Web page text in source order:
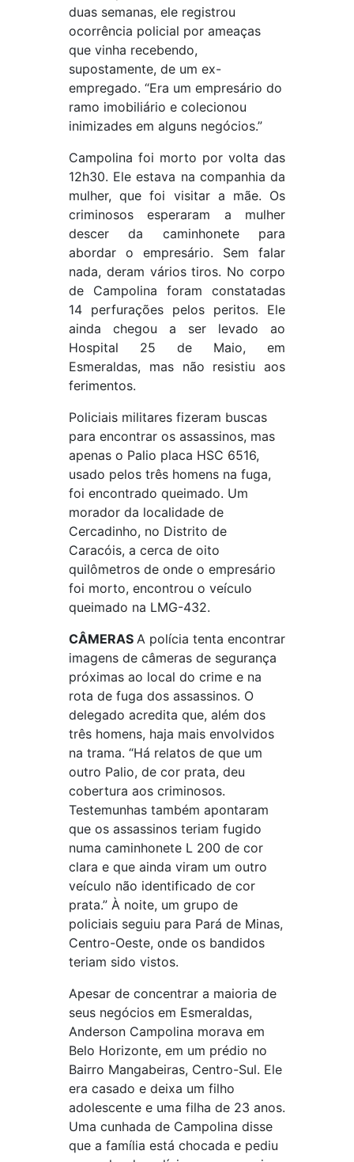
duas semanas, ele registrou
ocorrência policial por ameaças
que vinha recebendo,
supostamente, de um ex-
empregado. “Era um empresário do
ramo imobiliário e colecionou
inimizades em alguns negócios.”
Campolina foi morto por volta das
12h30. Ele estava na companhia da
mulher, que foi visitar a mãe. Os
criminosos esperaram a mulher
descer da caminhonete para
abordar o empresário. Sem falar
nada, deram vários tiros. No corpo
de Campolina foram constatadas
14 perfurações pelos peritos. Ele
ainda chegou a ser levado ao
Hospital 25 de Maio, em
Esmeraldas, mas não resistiu aos
ferimentos.
Policiais militares fizeram buscas
para encontrar os assassinos, mas
apenas o Palio placa HSC 6516,
usado pelos três homens na fuga,
foi encontrado queimado. Um
morador da localidade de
Cercadinho, no Distrito de
Caracóis, a cerca de oito
quilômetros de onde o empresário
foi morto, encontrou o veículo
queimado na LMG-432.
CÂMERAS A polícia tenta encontrar
imagens de câmeras de segurança
próximas ao local do crime e na
rota de fuga dos assassinos. O
delegado acredita que, além dos
três homens, haja mais envolvidos
na trama. “Há relatos de que um
outro Palio, de cor prata, deu
cobertura aos criminosos.
Testemunhas também apontaram
que os assassinos teriam fugido
numa caminhonete L 200 de cor
clara e que ainda viram um outro
veículo não identificado de cor
prata.” À noite, um grupo de
policiais seguiu para Pará de Minas,
Centro-Oeste, onde os bandidos
teriam sido vistos.
Apesar de concentrar a maioria de
seus negócios em Esmeraldas,
Anderson Campolina morava em
Belo Horizonte, em um prédio no
Bairro Mangabeiras, Centro-Sul. Ele
era casado e deixa um filho
adolescente e uma filha de 23 anos.
Uma cunhada de Campolina disse
que a família está chocada e pediu